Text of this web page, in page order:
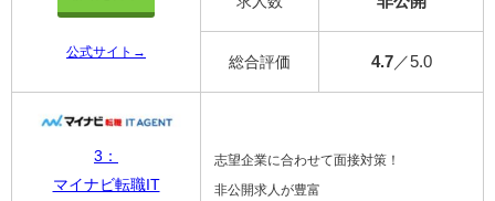
公式サイト→
総合評価 4.7／5.0
3：
マイナビ転職IT
志望企業に合わせて面接対策！
非公開求人が豊富